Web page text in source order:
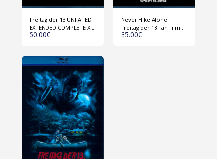
Freitag der 13 UNRATED
EXTENDED COMPLETE XXL
COLLECTION (USA 1980-
50.00€
Never Hike Alone:
Freitag der 13 Fan Film
Collection (USA 2017-
35.00€